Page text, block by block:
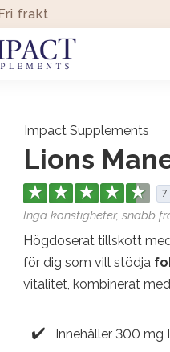
frakt
Impact Supplements
Lions
★ ★ ★ ★ ★ 7
Inga konstigheter, snabb
Högdoserat tillskott
för dig som vill stödja
vitalitet, kombinerat
Innehåller 300 mg